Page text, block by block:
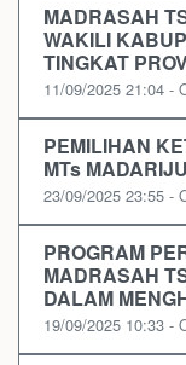
MADRASAH
WAKILI
TINGKAT
11/09/2025 21:04 -
PEMILIHAN
MTs
23/09/2025 23:55 -
PROGRAM
MADRASAH
DALAM
19/09/2025 10:33 -